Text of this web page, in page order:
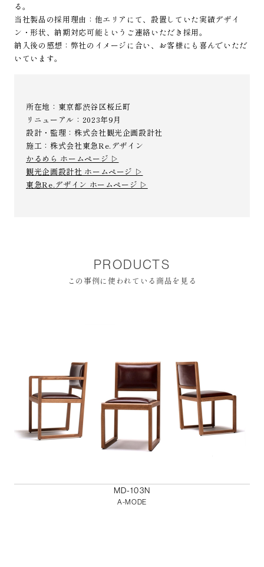
る。
当社製品の採用理由：他エリアにて、設置していた実績デザイ
ン・形状、納期対応可能というご連絡いただき採用。
納入後の感想：弊社のイメージに合い、お客様にも喜んでいただ
いています。
所在地：東京都渋谷区桜丘町
リニューアル：2023年9月
設計・監理：株式会社観光企画設計社
施工：株式会社東急Re.デザイン
かるめら ホームページ ▷
観光企画設計社 ホームページ ▷
東急Re.デザイン ホームページ ▷
PRODUCTS
この事例に使われている商品を見る
MD-103N
A-MODE